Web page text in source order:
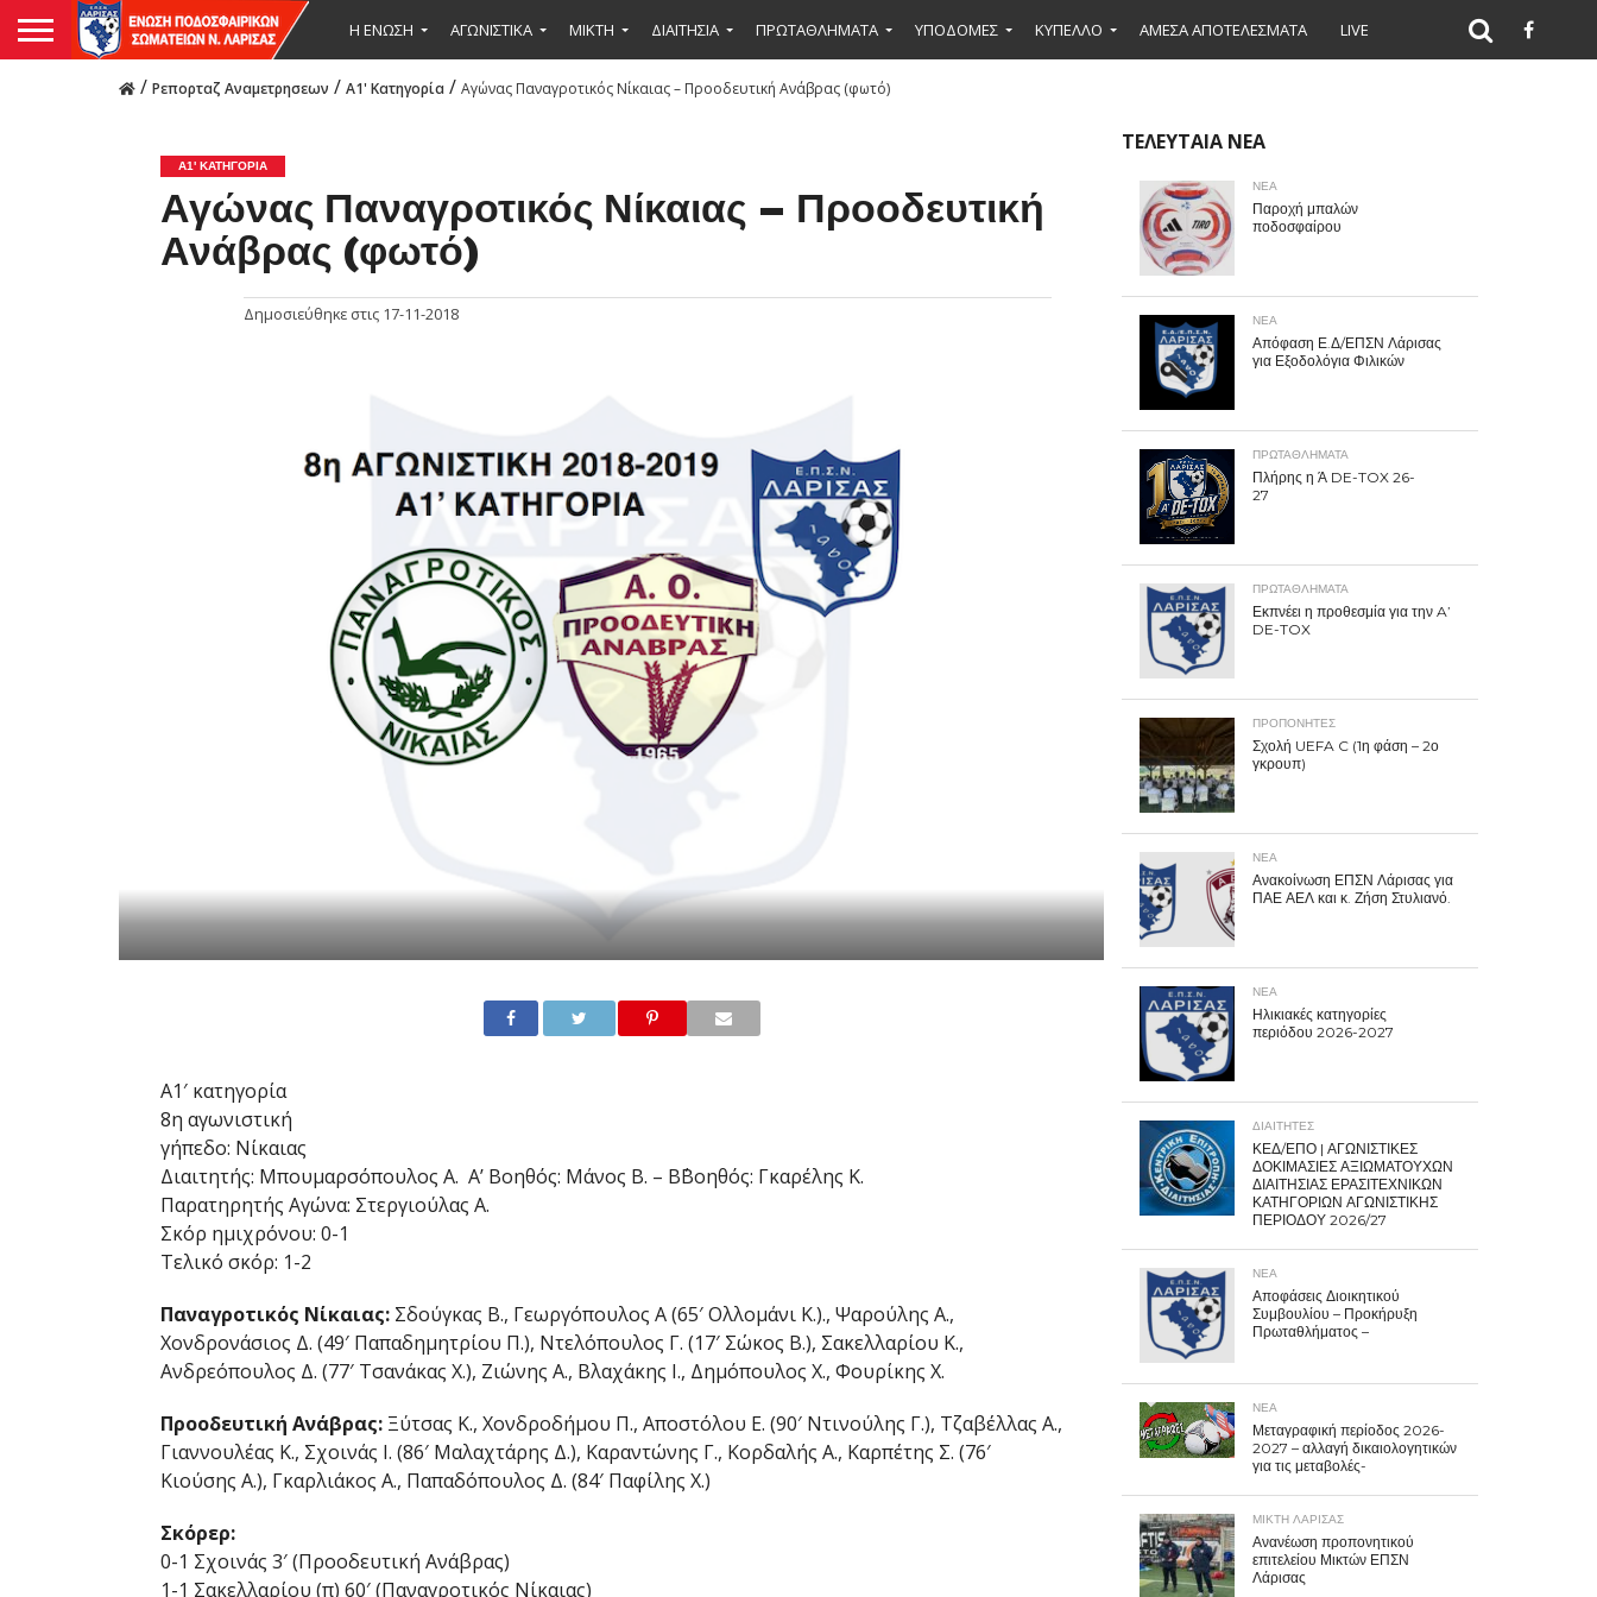
Η ΕΝΩΣΗ ΑΓΩΝΙΣΤΙΚΑ ΜΙΚΤΉ ΔΙΑΙΤΗΣΙΑ ΠΡΩΤΑΘΛΗΜΑΤΑ ΥΠΟΔΟΜΕΣ ΚΥΠΕΛΛΟ ΑΜΕΣΑ ΑΠΟΤΕΛΕΣΜΑΤΑ LIVE
/ Ρεπορταζ Αναμετρησεων / Α1' Κατηγορία / Αγώνας Παναγροτικός Νίκαιας – Προοδευτική Ανάβρας (φωτό)
Α1' ΚΑΤΗΓΟΡΊΑ
Αγώνας Παναγροτικός Νίκαιας – Προοδευτική
Ανάβρας (φωτό)
Δημοσιεύθηκε στις 17-11-2018
Α1′ κατηγορία
8η αγωνιστική
γήπεδο: Νίκαιας
Διαιτητής: Μπουμαρσόπουλος Α. Α’ Βοηθός: Μάνος Β. – Β΄Βοηθός: Γκαρέλης Κ.
Παρατηρητής Αγώνα: Στεργιούλας Α.
Σκόρ ημιχρόνου: 0-1
Τελικό σκόρ: 1-2
Παναγροτικός Νίκαιας: Σδούγκας Β., Γεωργόπουλος Α (65′ Ολλομάνι Κ.)., Ψαρούλης Α.,
Χονδρονάσιος Δ. (49′ Παπαδημητρίου Π.), Ντελόπουλος Γ. (17′ Σώκος Β.), Σακελλαρίου Κ.,
Ανδρεόπουλος Δ. (77′ Τσανάκας Χ.), Ζιώνης Α., Βλαχάκης Ι., Δημόπουλος Χ., Φουρίκης Χ.
Προοδευτική Ανάβρας: Ξύτσας Κ., Χονδροδήμου Π., Αποστόλου Ε. (90′ Ντινούλης Γ.), Τζαβέλλας Α.,
Γιαννουλέας Κ., Σχοινάς Ι. (86′ Μαλαχτάρης Δ.), Καραντώνης Γ., Κορδαλής Α., Καρπέτης Σ. (76′
Κιούσης Α.), Γκαρλιάκος Α., Παπαδόπουλος Δ. (84′ Παφίλης Χ.)
Σκόρερ:
0-1 Σχοινάς 3′ (Προοδευτική Ανάβρας)
1-1 Σακελλαρίου (π) 60′ (Παναγροτικός Νίκαιας)
ΤΕΛΕΥΤΑΙΑ ΝΕΑ
ΝΕΑ
Παροχή μπαλών
ποδοσφαίρου
ΝΕΑ
Απόφαση Ε.Δ/ΕΠΣΝ Λάρισας
για Εξοδολόγια Φιλικών
ΠΡΩΤΑΘΛΉΜΑΤΑ
Πλήρης η Ά DE-TOX 26-
27
ΠΡΩΤΑΘΛΉΜΑΤΑ
Εκπνέει η προθεσμία για την A’
DE-TOX
ΠΡΟΠΟΝΗΤΈΣ
Σχολή UEFA C (1η φάση – 2ο
γκρουπ)
ΝΕΑ
Ανακοίνωση ΕΠΣΝ Λάρισας για
ΠΑΕ ΑΕΛ και κ. Ζήση Στυλιανό.
ΝΕΑ
Ηλικιακές κατηγορίες
περιόδου 2026-2027
ΔΙΑΙΤΗΤΕΣ
ΚΕΔ/ΕΠΟ | ΑΓΩΝΙΣΤΙΚΕΣ
ΔΟΚΙΜΑΣΙΕΣ ΑΞΙΩΜΑΤΟΥΧΩΝ
ΔΙΑΙΤΗΣΙΑΣ ΕΡΑΣΙΤΕΧΝΙΚΩΝ
ΚΑΤΗΓΟΡΙΩΝ ΑΓΩΝΙΣΤΙΚΗΣ
ΠΕΡΙΟΔΟΥ 2026/27
ΝΕΑ
Αποφάσεις Διοικητικού
Συμβουλίου – Προκήρυξη
Πρωταθλήματος –
ΝΕΑ
Μεταγραφική περίοδος 2026-
2027 – αλλαγή δικαιολογητικών
για τις μεταβολές-
ΜΙΚΤΗ ΛΑΡΙΣΑΣ
Ανανέωση προπονητικού
επιτελείου Μικτών ΕΠΣΝ
Λάρισας